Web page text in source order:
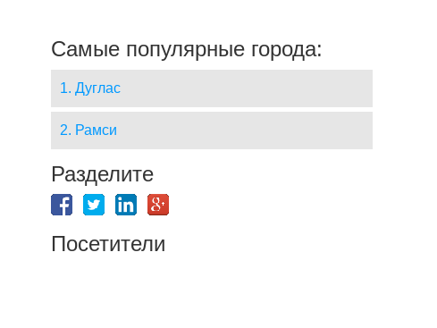
Самые популярные города:
1. Дуглас
2. Рамси
Разделите
Посетители